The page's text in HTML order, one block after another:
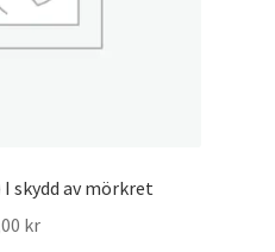
skydd av mörkret
kr